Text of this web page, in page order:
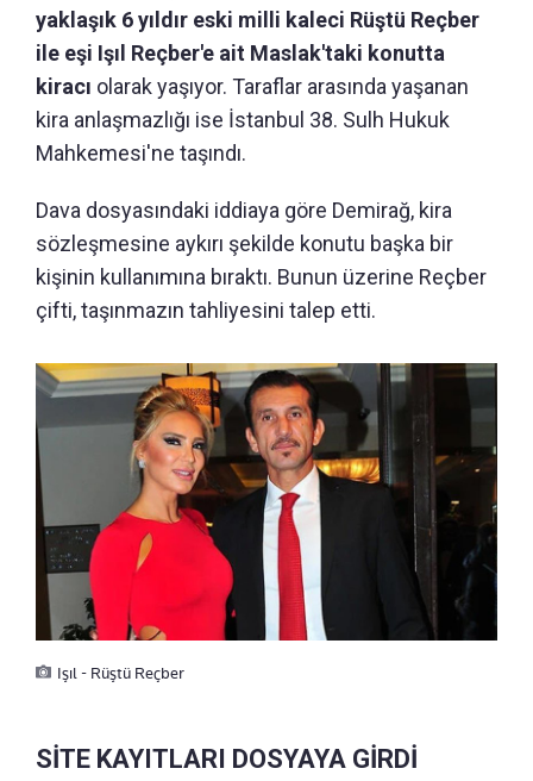
yaklaşık 6 yıldır eski milli kaleci Rüştü Reçber
ile eşi Işıl Reçber'e ait Maslak'taki konutta
kiracı olarak yaşıyor. Taraflar arasında yaşanan
kira anlaşmazlığı ise İstanbul 38. Sulh Hukuk
Mahkemesi'ne taşındı.
Dava dosyasındaki iddiaya göre Demirağ, kira
sözleşmesine aykırı şekilde konutu başka bir
kişinin kullanımına bıraktı. Bunun üzerine Reçber
çifti, taşınmazın tahliyesini talep etti.
Işıl - Rüştü Reçber
SİTE KAYITLARI DOSYAYA GİRDİ